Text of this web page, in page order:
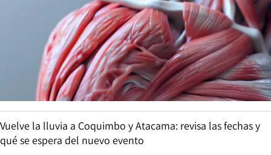
Vuelve la lluvia a Coquimbo y Atacama: revisa las fechas y
qué se espera del nuevo evento